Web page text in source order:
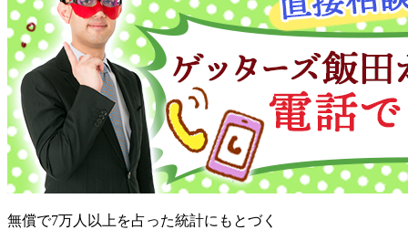
無償で7万人以上を占った統計にもとづく